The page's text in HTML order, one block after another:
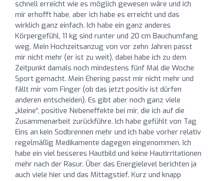
schnell erreicht wie es möglich gewesen wäre und ich
mir erhofft habe, aber ich habe es erreicht und das
wirklich ganz einfach. Ich habe ein ganz anderes
Körpergefühl, 11 kg sind runter und 20 cm Bauchumfang
weg. Mein Hochzeitsanzug von vor zehn Jahren passt
mir nicht mehr (er ist zu weit), dabei habe ich zu dem
Zeitpunkt damals noch mindestens fünf Mal die Woche
Sport gemacht. Mein Ehering passt mir nicht mehr und
fällt mir vom Finger (ob das jetzt positiv ist dürfen
anderen entscheiden). Es gibt aber noch ganz viele
„kleine“, positive Nebeneffekte bei mir, die ich auf die
Zusammenarbeit zurückführe. Ich habe gefühlt von Tag
Eins an kein Sodbrennen mehr und ich habe vorher relativ
regelmäßig Medikamente dagegen eingenommen. Ich
habe ein viel besseres Hautbild und keine Hautirritationen
mehr nach der Rasur. Über das Energielevel berichten ja
auch viele hier und das Mittagstief. Kurz und knapp